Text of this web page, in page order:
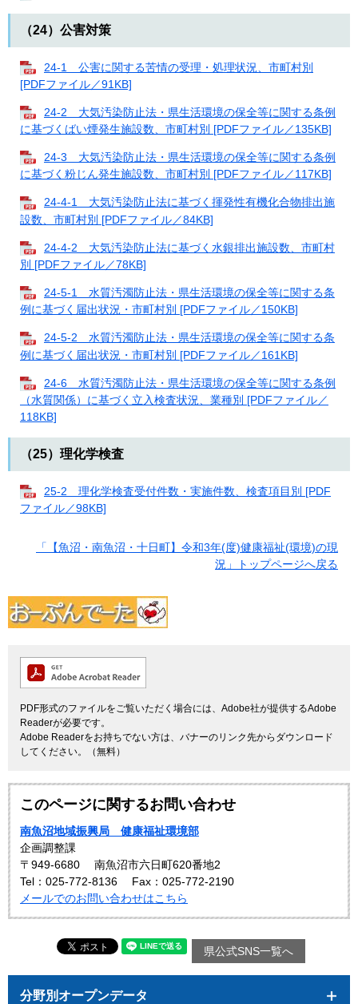
（24）公害対策
24-1 公害に関する苦情の受理・処理状況、市町村別
[PDFファイル／91KB]
24-2 大気汚染防止法・県生活環境の保全等に関する条例
に基づくばい煙発生施設数、市町村別 [PDFファイル／135KB]
24-3 大気汚染防止法・県生活環境の保全等に関する条例
に基づく粉じん発生施設数、市町村別 [PDFファイル／117KB]
24-4-1 大気汚染防止法に基づく揮発性有機化合物排出施
設数、市町村別 [PDFファイル／84KB]
24-4-2 大気汚染防止法に基づく水銀排出施設数、市町村
別 [PDFファイル／78KB]
24-5-1 水質汚濁防止法・県生活環境の保全等に関する条
例に基づく届出状況・市町村別 [PDFファイル／150KB]
24-5-2 水質汚濁防止法・県生活環境の保全等に関する条
例に基づく届出状況・市町村別 [PDFファイル／161KB]
24-6 水質汚濁防止法・県生活環境の保全等に関する条例
（水質関係）に基づく立入検査状況、業種別 [PDFファイル／
118KB]
（25）理化学検査
25-2 理化学検査受付件数・実施件数、検査項目別 [PDF
ファイル／98KB]
「【魚沼・南魚沼・十日町】令和3年(度)健康福祉(環境)の現
況」トップページへ戻る
PDF形式のファイルをご覧いただく場合には、Adobe社が提供するAdobe
Readerが必要です。
Adobe Readerをお持ちでない方は、バナーのリンク先からダウンロード
してください。（無料）
このページに関するお問い合わせ
南魚沼地域振興局 健康福祉環境部
企画調整課
〒949-6680
南魚沼市六日町620番地2
Tel：025-772-8136
Fax：025-772-2190
メールでのお問い合わせはこちら
県公式SNS一覧へ
分野別オープンデータ